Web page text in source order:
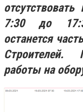
7:30 до
останется
работы на